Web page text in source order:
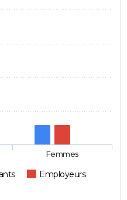
Employeurs
Femmes